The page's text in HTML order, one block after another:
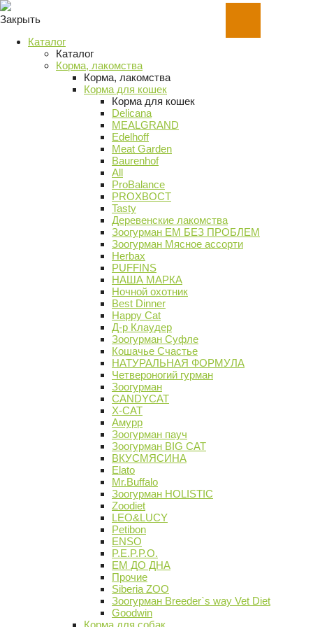
Закрыть
Каталог
Каталог
Корма, лакомства
Корма, лакомства
Корма для кошек
Корма для кошек
Delicana
MEALGRAND
Edelhoff
Meat Garden
Baurenhof
All
ProBalance
PROХВОСТ
Tasty
Деревенские лакомства
Зоогурман ЕМ БЕЗ ПРОБЛЕМ
Зоогурман Мясное ассорти
Herbax
PUFFINS
НАША МАРКА
Ночной охотник
Best Dinner
Happy Cat
Д-р Клаудер
Зоогурман Суфле
Кошачье Счастье
НАТУРАЛЬНАЯ ФОРМУЛА
Четвероногий гурман
Зоогурман
CANDYCAT
X-CAT
Амурр
Зоогурман пауч
Зоогурман BIG CAT
ВКУСМЯСИНА
Elato
Mr.Buffalo
Зоогурман HOLISTIC
Zoodiet
LEO&LUCY
Petibon
ENSO
P.E.P.P.O.
ЕМ ДО ДНА
Прочие
Siberia ZOO
Зоогурман Breeder`s way Vet Diet
Goodwin
Корма для собак